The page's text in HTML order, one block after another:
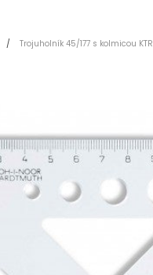
Trojuholník 45/177 s kolmicou KTR